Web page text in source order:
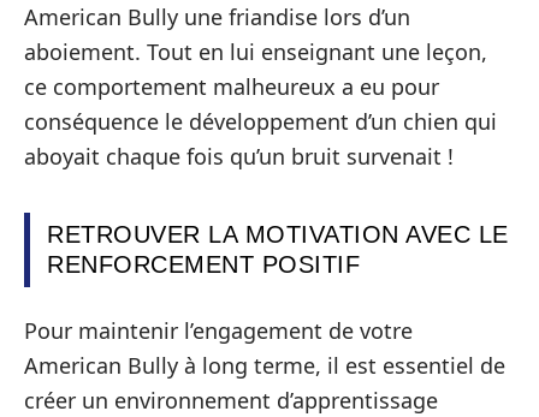
American Bully une friandise lors d’un
aboiement. Tout en lui enseignant une leçon,
ce comportement malheureux a eu pour
conséquence le développement d’un chien qui
aboyait chaque fois qu’un bruit survenait !
RETROUVER LA MOTIVATION AVEC LE
RENFORCEMENT POSITIF
Pour maintenir l’engagement de votre
American Bully à long terme, il est essentiel de
créer un environnement d’apprentissage